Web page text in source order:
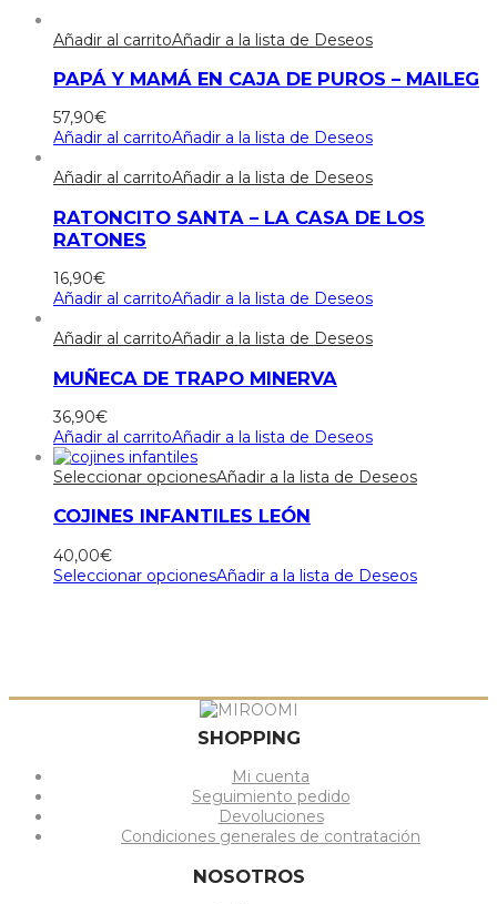
Añadir al carritoAñadir a la lista de Deseos
PAPÁ Y MAMÁ EN CAJA DE PUROS – MAILEG
57,90€
Añadir al carritoAñadir a la lista de Deseos
Añadir al carritoAñadir a la lista de Deseos
RATONCITO SANTA – LA CASA DE LOS
RATONES
16,90€
Añadir al carritoAñadir a la lista de Deseos
Añadir al carritoAñadir a la lista de Deseos
MUÑECA DE TRAPO MINERVA
36,90€
Añadir al carritoAñadir a la lista de Deseos
Seleccionar opcionesAñadir a la lista de Deseos
COJINES INFANTILES LEÓN
40,00€
Seleccionar opcionesAñadir a la lista de Deseos
SHOPPING
Mi cuenta
Seguimiento pedido
Devoluciones
Condiciones generales de contratación
NOSOTROS